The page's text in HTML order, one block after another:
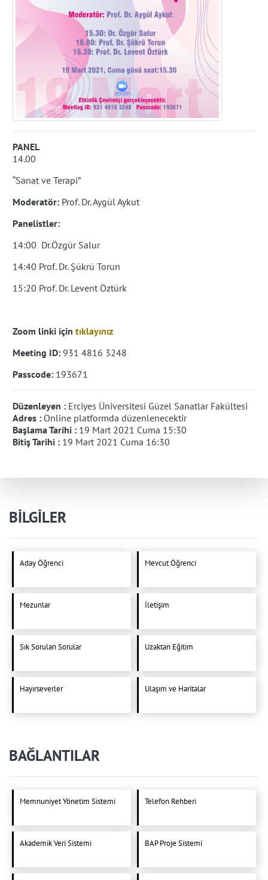
PANEL
14.00
“Sanat ve Terapi”
Moderatör: Prof. Dr. Aygül Aykut
Panelistler:
14:00 Dr.Özgür Salur
14:40 Prof. Dr. Şükrü Torun
15:20 Prof. Dr. Levent Öztürk
Zoom linki için tıklayınız
Meeting ID: 931 4816 3248
Passcode: 193671
Düzenleyen : Erciyes Üniversitesi Güzel Sanatlar Fakültesi
Adres : Online platformda düzenlenecektir
Başlama Tarihi : 19 Mart 2021 Cuma 15:30
Bitiş Tarihi : 19 Mart 2021 Cuma 16:30
BİLGİLER
Aday Öğrenci Mevcut Öğrenci
Mezunlar İletişim
Sık Sorulan Sorular Uzaktan Eğitim
Hayırseverler Ulaşım ve Haritalar
BAĞLANTILAR
Memnuniyet Yönetim Sistemi Telefon Rehberi
Akademik Veri Sistemi BAP Proje Sistemi